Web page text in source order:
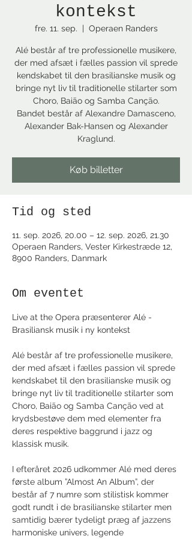
kontekst
fre. 11. sep.
  |
Operaen Randers
Alé består af tre professionelle musikere,
der med afsæt i fælles passion vil sprede
kendskabet til den brasilianske musik og
bringe nyt liv til traditionelle stilarter som
Choro, Baião og Samba Canção.
Bandet består af Alexandre Damasceno,
Alexander Bak-Hansen og Alexander
Kraglund.
Køb billetter
Tid og sted
11. sep. 2026, 20.00 – 12. sep. 2026, 21.30
Operaen Randers, Vester Kirkestræde 12,
8900 Randers, Danmark
Om eventet
Live at the Opera præsenterer Alé -
Brasiliansk musik i ny kontekst
Alé består af tre professionelle musikere,
der med afsæt i fælles passion vil sprede
kendskabet til den brasilianske musik og
bringe nyt liv til traditionelle stilarter som
Choro, Baião og Samba Canção ved at
krydsbestøve dem med elementer fra
deres respektive baggrund i jazz og
klassisk musik.
I efteråret 2026 udkommer Alé med deres
første album ”Almost An Album”, der
består af 7 numre som stilistisk kommer
godt rundt i de brasilianske stilarter men
samtidig bærer tydeligt præg af jazzens
harmoniske univers, legende